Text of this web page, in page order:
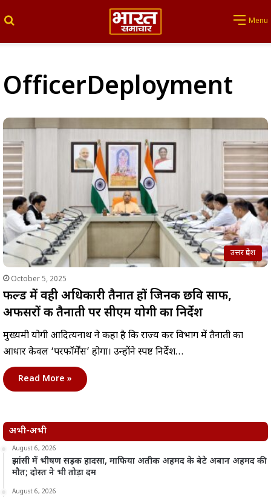
Menu
OfficerDeployment
उत्तर प्रदेश
October 5, 2025
फील्ड में वही अधिकारी तैनात हों जिनकी छवि साफ,
अफसरों की तैनाती पर सीएम योगी का निर्देश
मुख्यमंत्री योगी आदित्यनाथ ने कहा है कि राज्य कर विभाग में तैनाती का
आधार केवल ‘परफॉर्मेंस’ होगा। उन्होंने स्पष्ट निर्देश…
Read More »
अभी-अभी
August 6, 2026
झांसी में भीषण सड़क हादसा, माफिया अतीक अहमद के बेटे अबान अहमद की
मौत; दोस्त ने भी तोड़ा दम
August 6, 2026